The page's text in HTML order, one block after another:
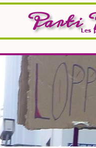
Parti Les